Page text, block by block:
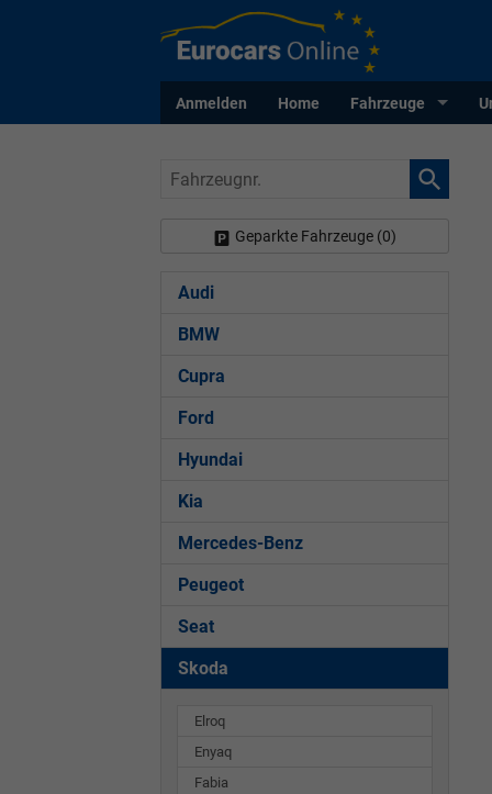
Anmelden Home Fahrzeuge
Fahrzeugnr.
Geparkte Fahrzeuge (0)
Audi
BMW
Cupra
Ford
Hyundai
Kia
Mercedes-Benz
Peugeot
Seat
Skoda
Elroq
Enyaq
Fabia